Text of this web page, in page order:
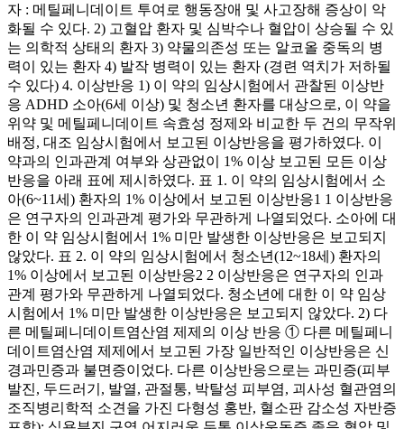
자 : 메틸페니데이트 투여로 행동장애 및 사고장해 증상이 악
화될 수 있다. 2) 고혈압 환자 및 심박수나 혈압이 상승될 수 있
는 의학적 상태의 환자 3) 약물의존성 또는 알코올 중독의 병
력이 있는 환자 4) 발작 병력이 있는 환자 (경련 역치가 저하될
수 있다) 4. 이상반응 1) 이 약의 임상시험에서 관찰된 이상반
응 ADHD 소아(6세 이상) 및 청소년 환자를 대상으로, 이 약을
위약 및 메틸페니데이트 속효성 정제와 비교한 두 건의 무작위
배정, 대조 임상시험에서 보고된 이상반응을 평가하였다. 이
약과의 인과관계 여부와 상관없이 1% 이상 보고된 모든 이상
반응을 아래 표에 제시하였다. 표 1. 이 약의 임상시험에서 소
아(6~11세) 환자의 1% 이상에서 보고된 이상반응1 1 이상반응
은 연구자의 인과관계 평가와 무관하게 나열되었다. 소아에 대
한 이 약 임상시험에서 1% 미만 발생한 이상반응은 보고되지
않았다. 표 2. 이 약의 임상시험에서 청소년(12~18세) 환자의
1% 이상에서 보고된 이상반응2 2 이상반응은 연구자의 인과
관계 평가와 무관하게 나열되었다. 청소년에 대한 이 약 임상
시험에서 1% 미만 발생한 이상반응은 보고되지 않았다. 2) 다
른 메틸페니데이트염산염 제제의 이상 반응 ① 다른 메틸페니
데이트염산염 제제에서 보고된 가장 일반적인 이상반응은 신
경과민증과 불면증이었다. 다른 이상반응으로는 과민증(피부
발진, 두드러기, 발열, 관절통, 박탈성 피부염, 괴사성 혈관염의
조직병리학적 소견을 가진 다형성 홍반, 혈소판 감소성 자반증